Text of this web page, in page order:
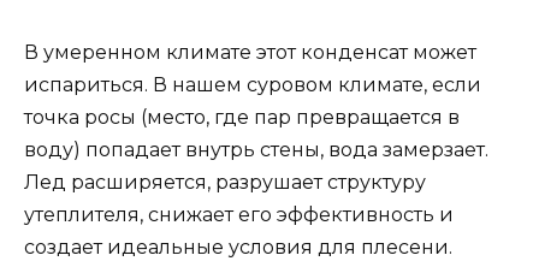
В умеренном климате этот конденсат может
испариться. В нашем суровом климате, если
точка росы (место, где пар превращается в
воду) попадает внутрь стены, вода замерзает.
Лед расширяется, разрушает структуру
утеплителя, снижает его эффективность и
создает идеальные условия для плесени.